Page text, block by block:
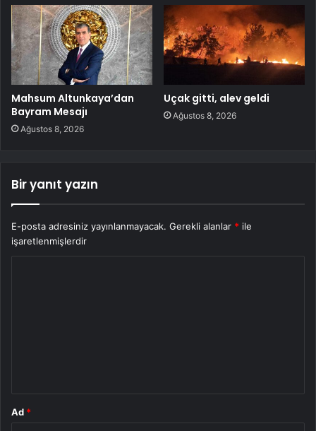
Mahsum Altunkaya’dan
Bayram Mesajı
Ağustos 8, 2026
Uçak gitti, alev geldi
Ağustos 8, 2026
Bir yanıt yazın
E-posta adresiniz yayınlanmayacak. Gerekli alanlar * ile
işaretlenmişlerdir
Ad *